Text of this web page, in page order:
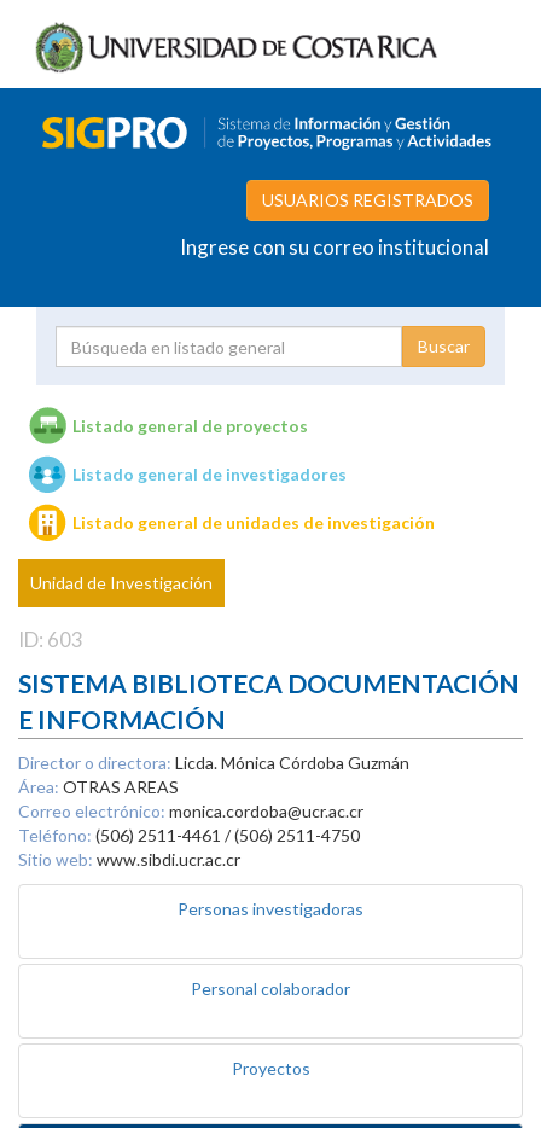
USUARIOS REGISTRADOS
Ingrese con su correo institucional
Unidades de investigación
Listado general de proyectos
Listado general de investigadores
Listado general de unidades de investigación
Unidad de Investigación
ID: 603
SISTEMA BIBLIOTECA DOCUMENTACIÓN
E INFORMACIÓN
Director o directora: Licda. Mónica Córdoba Guzmán
Área: OTRAS AREAS
Correo electrónico: monica.cordoba@ucr.ac.cr
Teléfono: (506) 2511-4461 / (506) 2511-4750
Sitio web: www.sibdi.ucr.ac.cr
Personas investigadoras
Personal colaborador
Proyectos